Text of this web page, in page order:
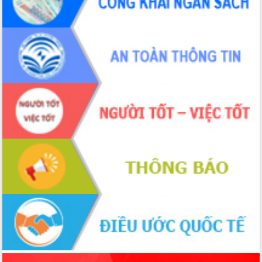
phá cơ chế - Hợp tác công tư
Đề án 06 tạo bước ngoặt đột phá trong
cải cách hành chính tỉnh Đắk Lắk
Kết nối tour, đẩy mạnh chuyển đổi số
để phát triển du lịch Đắk Lắk
Khởi động Dự án Đầu tư xây dựng hạ
tầng kỹ thuật Cụm công nghiệp Tân
Tiến
Gặp mặt các cơ quan báo chí nhân Kỷ
niệm 101 năm Ngày Báo chí Cách
mạng Việt Nam
Đắk Lắk sơ kết 4 năm triển khai thực
hiện Đề án 06 của Chính phủ
Họp báo thông tin về Hội nghị Công bố
Quy hoạch và Xúc tiến đầu tư tỉnh Đắk
Khơi thông điểm nghẽn, đẩy nhanh
giải ngân vốn khắc phục thiên tai
HĐND tỉnh thông qua điều chỉnh Quy
hoạch tỉnh thời kỳ 2021-2030